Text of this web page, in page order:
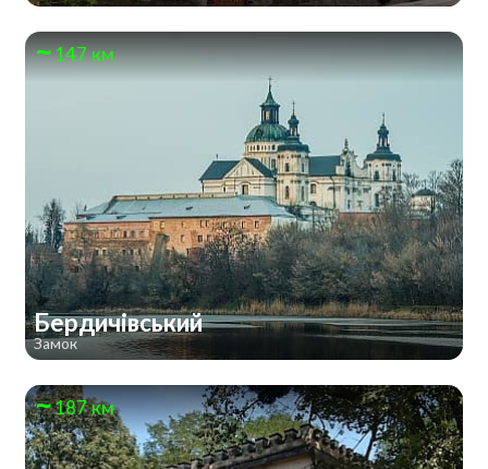
147 км
Бердичівський
Замок
187 км